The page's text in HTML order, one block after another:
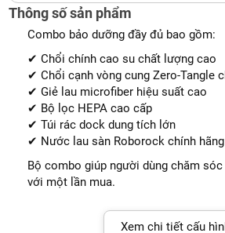
Thông số sản phẩm
Combo bảo dưỡng đầy đủ bao gồm:
✔ Chổi chính cao su chất lượng cao
✔ Chổi cạnh vòng cung Zero-Tangle
✔ Giẻ lau microfiber hiệu suất cao
✔ Bộ lọc HEPA cao cấp
✔ Túi rác dock dung tích lớn
✔ Nước lau sàn Roborock chính
Bộ combo giúp người dùng chăm
với một lần mua.
Xem chi tiết cấu